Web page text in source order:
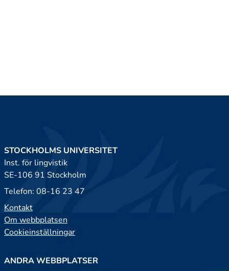
STOCKHOLMS UNIVERSITET
Inst. för lingvistik
SE-106 91 Stockholm
Telefon: 08-16 23 47
Kontakt
Om webbplatsen
Cookieinställningar
ANDRA WEBBPLATSER